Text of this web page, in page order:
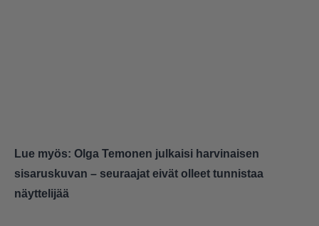
Lue myös: Olga Temonen julkaisi harvinaisen
sisaruskuvan – seuraajat eivät olleet tunnistaa
näyttelijää